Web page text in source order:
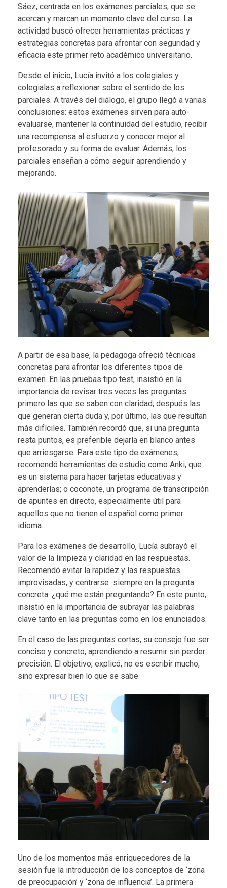
Sáez, centrada en los exámenes parciales, que se
acercan y marcan un momento clave del curso. La
actividad buscó ofrecer herramientas prácticas y
estrategias concretas para afrontar con seguridad y
eficacia este primer reto académico universitario.
Desde el inicio, Lucía invitó a los colegiales y
colegialas a reflexionar sobre el sentido de los
parciales. A través del diálogo, el grupo llegó a varias
conclusiones: estos exámenes sirven para auto-
evaluarse, mantener la continuidad del estudio, recibir
una recompensa al esfuerzo y conocer mejor al
profesorado y su forma de evaluar. Además, los
parciales enseñan a cómo seguir aprendiendo y
mejorando.
A partir de esa base, la pedagoga ofreció técnicas
concretas para afrontar los diferentes tipos de
examen. En las pruebas tipo test, insistió en la
importancia de revisar tres veces las preguntas:
primero las que se saben con claridad, después las
que generan cierta duda y, por último, las que resultan
más difíciles. También recordó que, si una pregunta
resta puntos, es preferible dejarla en blanco antes
que arriesgarse. Para este tipo de exámenes,
recomendó herramientas de estudio como Anki, que
es un sistema para hacer tarjetas educativas y
aprenderlas; o coconote, un programa de transcripción
de apuntes en directo, especialmente útil para
aquellos que no tienen el español como primer
idioma.
Para los exámenes de desarrollo, Lucía subrayó el
valor de la limpieza y claridad en las respuestas.
Recomendó evitar la rapidez y las respuestas
improvisadas, y centrarse siempre en la pregunta
concreta: ¿qué me están preguntando? En este punto,
insistió en la importancia de subrayar las palabras
clave tanto en las preguntas como en los enunciados.
En el caso de las preguntas cortas, su consejo fue ser
conciso y concreto, aprendiendo a resumir sin perder
precisión. El objetivo, explicó, no es escribir mucho,
sino expresar bien lo que se sabe.
Uno de los momentos más enriquecedores de la
sesión fue la introducción de los conceptos de ‘zona
de preocupación’ y ‘zona de influencia’. La primera